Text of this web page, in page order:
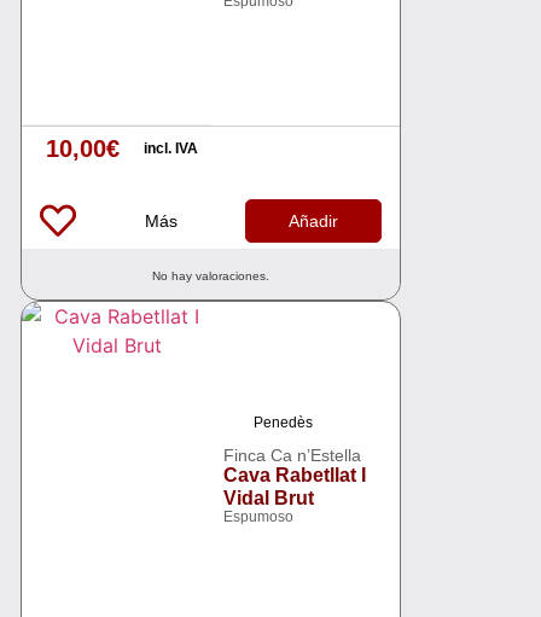
10,00€ incl. IVA
Más Añadir
No hay valoraciones.
Penedès
Finca Ca n’Estella
Cava Rabetllat I
Vidal Brut
Espumoso